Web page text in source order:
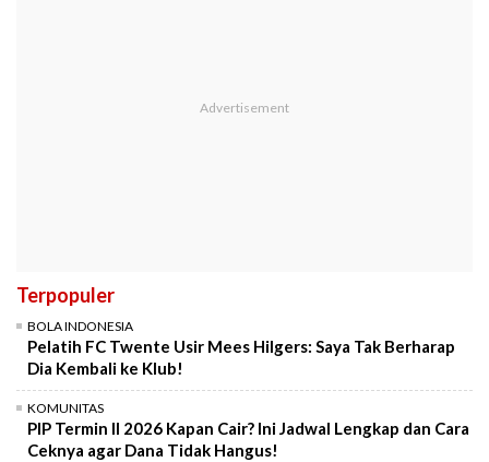
Terpopuler
BOLA INDONESIA
Pelatih FC Twente Usir Mees Hilgers: Saya Tak Berharap
Dia Kembali ke Klub!
KOMUNITAS
PIP Termin II 2026 Kapan Cair? Ini Jadwal Lengkap dan Cara
Ceknya agar Dana Tidak Hangus!